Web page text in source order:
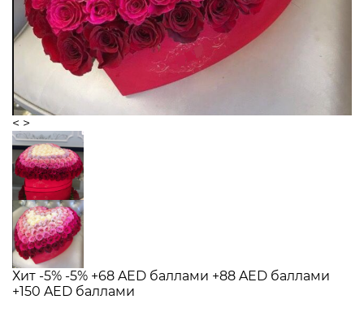
< >
Хит -5% -5% +68 AED баллами +88 AED баллами
+150 AED баллами